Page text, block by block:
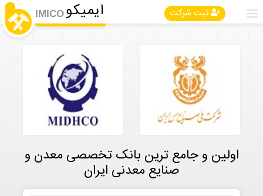
ثبت شرکت ایمیکو IMICO
اولین و جامع ترین بانک تخصصی معدن و
صنایع معدنی ایران